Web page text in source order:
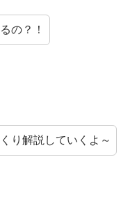
の？！
り解説していくよ～